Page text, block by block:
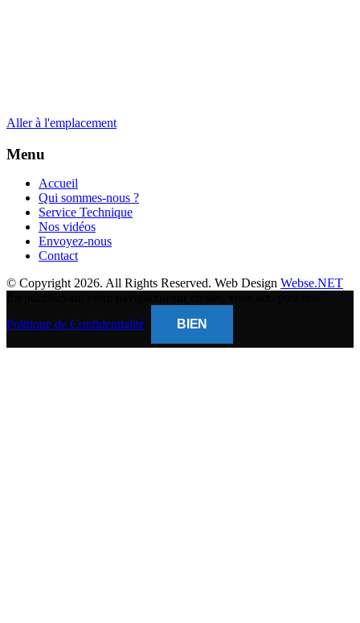
Aller à l'emplacement
Menu
Accueil
Qui sommes-nous ?
Service Technique
Nos vidéos
Envoyez-nous
Contact
© Copyright 2026. All Rights Reserved. Web Design Webse.NET
Politique de Confidentialité
BIEN